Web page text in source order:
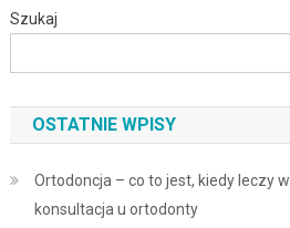
Szukaj
OSTATNIE WPISY
Ortodoncja – co to jest, kiedy leczy
konsultacja u ortodonty